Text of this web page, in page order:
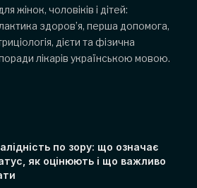
жінок, чоловіків і дітей:
здоров’я, перша допомога,
дієти та фізична
лікарів українською мовою.
по зору: що означає
як оцінюють і що важливо